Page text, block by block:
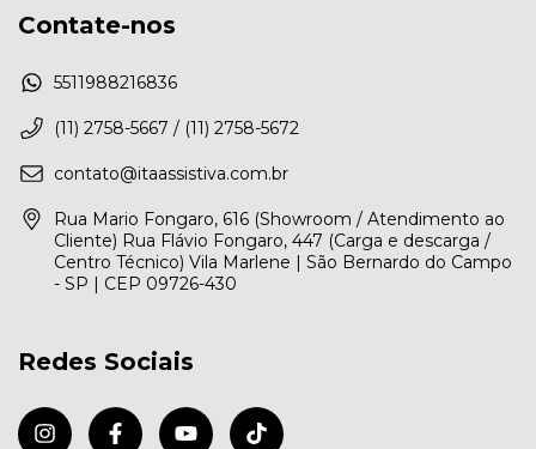
Contate-nos
5511988216836
(11) 2758-5667 / (11) 2758-5672
contato@itaassistiva.com.br
Rua Mario Fongaro, 616 (Showroom / Atendimento ao
Cliente) Rua Flávio Fongaro, 447 (Carga e descarga /
Centro Técnico) Vila Marlene | São Bernardo do Campo
- SP | CEP 09726-430
Redes Sociais